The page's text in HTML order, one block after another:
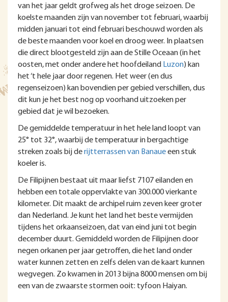
van het jaar geldt grofweg als het droge seizoen. De
koelste maanden zijn van november tot februari, waarbij
midden januari tot eind februari beschouwd worden als
de beste maanden voor koel en droog weer. In plaatsen
die direct blootgesteld zijn aan de Stille Oceaan (in het
oosten, met onder andere het hoofdeiland Luzon) kan
het ‘t hele jaar door regenen. Het weer (en dus
regenseizoen) kan bovendien per gebied verschillen, dus
dit kun je het best nog op voorhand uitzoeken per
gebied dat je wil bezoeken.
De gemiddelde temperatuur in het hele land loopt van
25° tot 32°, waarbij de temperatuur in bergachtige
streken zoals bij derijtterrassen van Banaueeen stuk
koeler is.
De Filipijnen bestaat uit maar liefst 7107 eilanden en
hebben een totale oppervlakte van 300.000 vierkante
kilometer. Dit maakt de archipel ruim zeven keer groter
dan Nederland. Je kunt het land het beste vermijden
tijdens het orkaanseizoen, dat van eind juni tot begin
december duurt. Gemiddeld worden de Filipijnen door
negen orkanen per jaar getroffen, die het land onder
water kunnen zetten en zelfs delen van de kaart kunnen
wegvegen. Zo kwamen in 2013 bijna 8000 mensen om bij
een van de zwaarste stormen ooit: tyfoon Haiyan.